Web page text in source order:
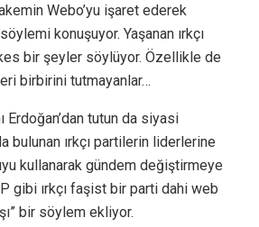
Webo’yu işaret ederek
konuşuyor. Yaşanan ırkçı
bir şeyler söylüyor. Özellikle de
birbirini tutmayanlar…
Erdoğan’dan tutun da siyasi
bulunan ırkçı partilerin liderlerine
kullanarak gündem değiştirmeye
gibi ırkçı faşist bir parti dahi web
bir söylem ekliyor.